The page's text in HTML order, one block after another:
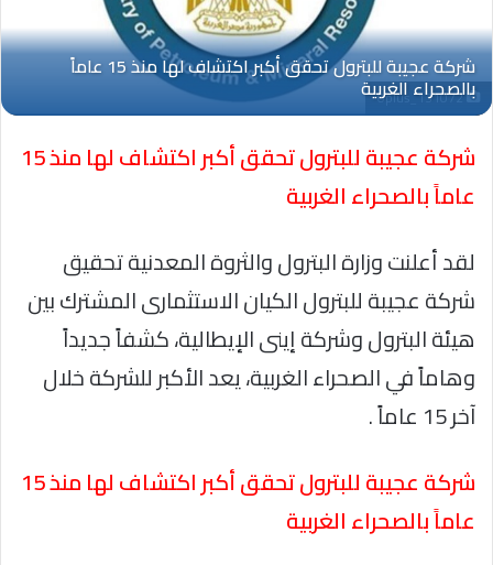
Oplus_131072
شركة عجيبة للبترول تحقق أكبر اكتشاف لها منذ 15
عاماً بالصحراء الغربية
لقد أعلنت وزارة البترول والثروة المعدنية تحقيق
شركة عجيبة للبترول الكيان الاستثمارى المشترك بين
هيئة البترول وشركة إينى الإيطالية، كشفاً جديداً
وهاماً في الصحراء الغربية، يعد الأكبر للشركة خلال
آخر 15 عاماً .
شركة عجيبة للبترول تحقق أكبر اكتشاف لها منذ 15
عاماً بالصحراء الغربية